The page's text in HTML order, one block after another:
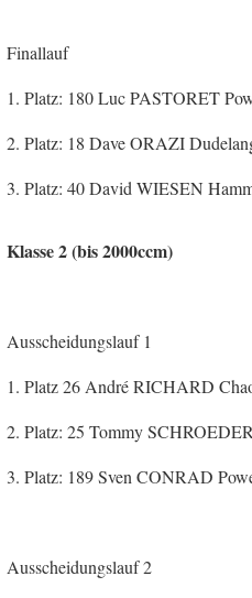
Finallauf
1. Platz: 180 Luc PASTORET
2. Platz: 18 Dave ORAZI
3. Platz: 40 David WIESEN
Klasse 2 (bis 2000ccm)
Ausscheidungslauf 1
1. Platz 26 André RICHARD
2. Platz: 25 Tommy
3. Platz: 189 Sven CONRAD
Ausscheidungslauf 2